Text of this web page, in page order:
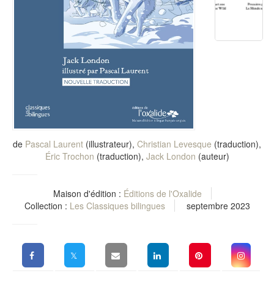
de Pascal Laurent (illustrateur), Christian Levesque (traduction),
Éric Trochon (traduction), Jack London (auteur)
Maison d'édition : Éditions de l'Oxalide
Collection : Les Classiques bilingues septembre 2023